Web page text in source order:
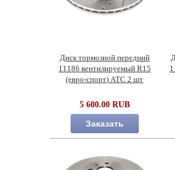
Диск тормозной передний
11186 вентилируемый R15
(евро-спорт) АТС 2 шт
5 600.00 RUB
Заказать